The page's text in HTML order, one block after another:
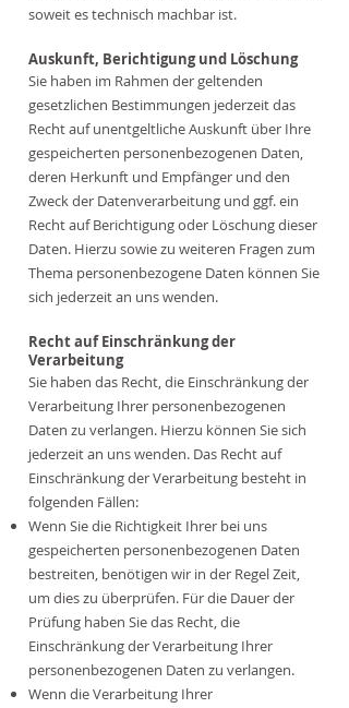
soweit es technisch machbar ist.
Auskunft, Berichtigung und Löschung
Sie haben im Rahmen der geltenden
gesetzlichen Bestimmungen jederzeit das
Recht auf unentgeltliche Auskunft über Ihre
gespeicherten personenbezogenen Daten,
deren Herkunft und Empfänger und den
Zweck der Datenverarbeitung und ggf. ein
Recht auf Berichtigung oder Löschung dieser
Daten. Hierzu sowie zu weiteren Fragen zum
Thema personenbezogene Daten können Sie
sich jederzeit an uns wenden.
Recht auf Einschränkung der
Verarbeitung
Sie haben das Recht, die Einschränkung der
Verarbeitung Ihrer personenbezogenen
Daten zu verlangen. Hierzu können Sie sich
jederzeit an uns wenden. Das Recht auf
Einschränkung der Verarbeitung besteht in
folgenden Fällen:
Wenn Sie die Richtigkeit Ihrer bei uns
gespeicherten personenbezogenen Daten
bestreiten, benötigen wir in der Regel Zeit,
um dies zu überprüfen. Für die Dauer der
Prüfung haben Sie das Recht, die
Einschränkung der Verarbeitung Ihrer
personenbezogenen Daten zu verlangen.
Wenn die Verarbeitung Ihrer